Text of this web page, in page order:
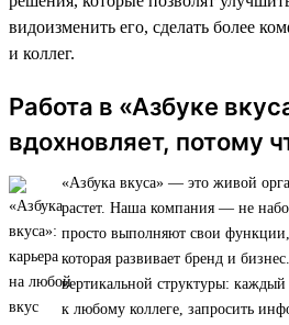
видоизменить его, сделать более
и коллег.
Работа в «Азбуке
вдохновляет, потому
«Азбука вкуса» — это живой
растет. Наша компания — не
просто выполняют свои
которая развивает бренд и
вертикальной структуры:
к любому коллеге, запросить